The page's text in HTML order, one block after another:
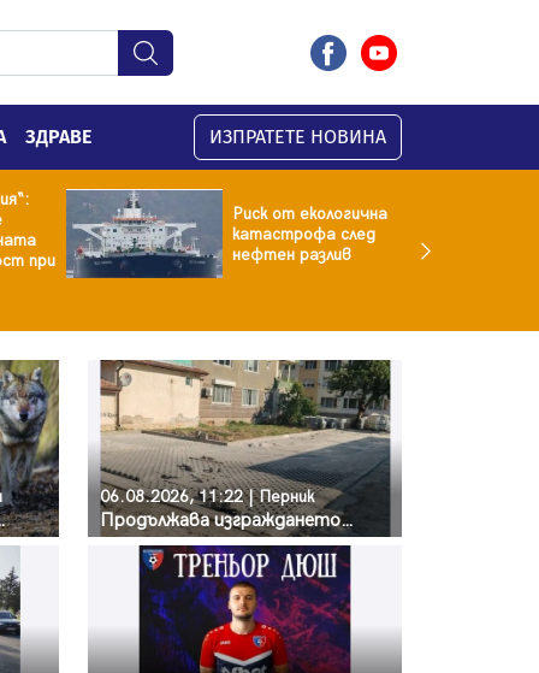
ЗДРАВЕ ИЗПРАТЕТЕ НОВИНА
Риск от екологична
катастрофа след
нефтен разлив
село
06.08.2026, 11:22 | Перник
Продължава изграждането на нови паркоместа в Перник